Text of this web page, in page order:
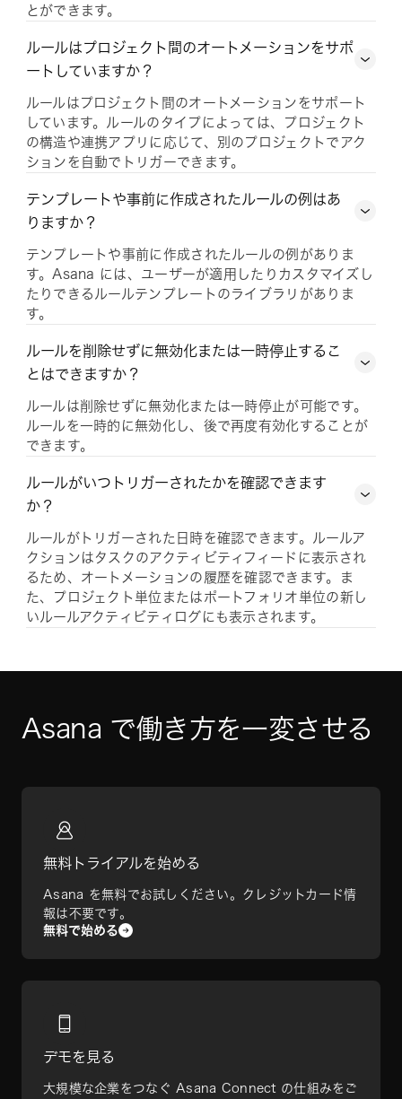
とができます。
ルールはプロジェクト間のオートメーションをサポ
ートしていますか？
ルールはプロジェクト間のオートメーションをサポート
しています。ルールのタイプによっては、プロジェクト
の構造や連携アプリに応じて、別のプロジェクトでアク
ションを自動でトリガーできます。
テンプレートや事前に作成されたルールの例はあ
りますか？
テンプレートや事前に作成されたルールの例がありま
す。Asana には、ユーザーが適用したりカスタマイズし
たりできるルールテンプレートのライブラリがありま
す。
ルールを削除せずに無効化または一時停止するこ
とはできますか？
ルールは削除せずに無効化または一時停止が可能です。
ルールを一時的に無効化し、後で再度有効化することが
できます。
ルールがいつトリガーされたかを確認できます
か？
ルールがトリガーされた日時を確認できます。ルールア
クションはタスクのアクティビティフィードに表示され
るため、オートメーションの履歴を確認できます。ま
た、プロジェクト単位またはポートフォリオ単位の新し
いルールアクティビティログにも表示されます。
Asana で働き方を一変させる
無料トライアルを始める
Asana を無料でお試しください。クレジットカード情
報は不要です。
無料で始める
デモを見る
大規模な企業をつなぐ Asana Connect の仕組みをご